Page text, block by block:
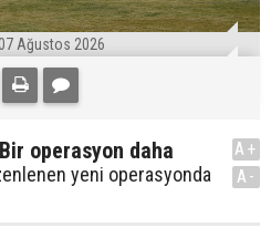
Ağustos 2026
operasyon daha
yeni operasyonda
A+
A-